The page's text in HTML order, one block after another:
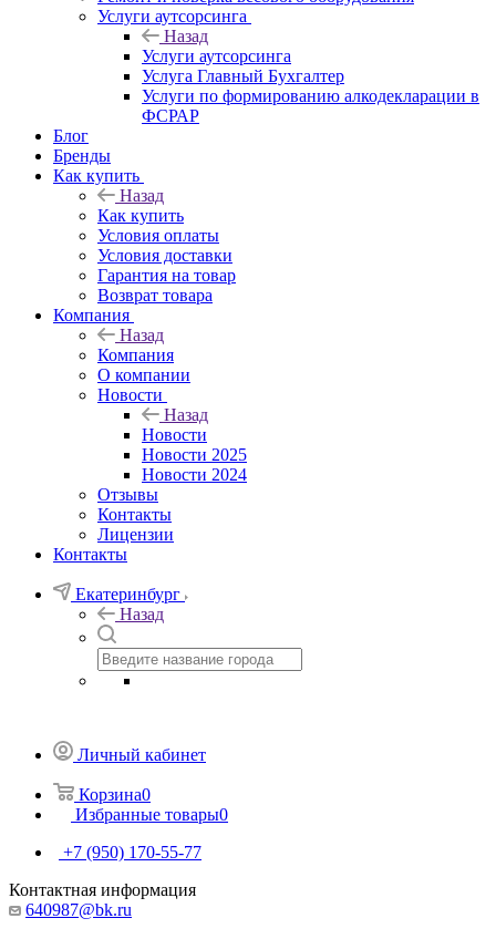
Услуги аутсорсинга
Назад
Услуги аутсорсинга
Услуга Главный Бухгалтер
Услуги по формированию алкодекларации в
ФСРАР
Блог
Бренды
Как купить
Назад
Как купить
Условия оплаты
Условия доставки
Гарантия на товар
Возврат товара
Компания
Назад
Компания
О компании
Новости
Назад
Новости
Новости 2025
Новости 2024
Отзывы
Контакты
Лицензии
Контакты
Екатеринбург
Назад
Личный кабинет
Корзина0
Избранные товары0
+7 (950) 170-55-77
Контактная информация
640987@bk.ru